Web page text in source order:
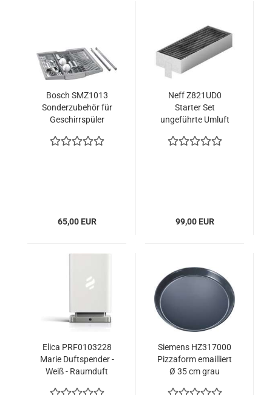
Bosch SMZ1013
Sonderzubehör für
Geschirrspüler
65,00 EUR
Neff Z821UD0
Starter Set
ungeführte Umluft
99,00 EUR
Elica PRF0103228
Marie Duftspender -
Weiß - Raumduft
Siemens HZ317000
Pizzaform emailliert
Ø 35 cm grau